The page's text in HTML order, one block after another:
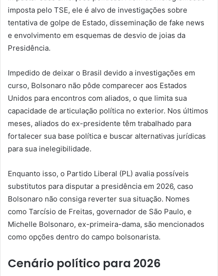
imposta pelo TSE, ele é alvo de investigações sobre
tentativa de golpe de Estado, disseminação de fake news
e envolvimento em esquemas de desvio de joias da
Presidência.
Impedido de deixar o Brasil devido a investigações em
curso, Bolsonaro não pôde comparecer aos Estados
Unidos para encontros com aliados, o que limita sua
capacidade de articulação política no exterior. Nos últimos
meses, aliados do ex-presidente têm trabalhado para
fortalecer sua base política e buscar alternativas jurídicas
para sua inelegibilidade.
Enquanto isso, o Partido Liberal (PL) avalia possíveis
substitutos para disputar a presidência em 2026, caso
Bolsonaro não consiga reverter sua situação. Nomes
como Tarcísio de Freitas, governador de São Paulo, e
Michelle Bolsonaro, ex-primeira-dama, são mencionados
como opções dentro do campo bolsonarista.
Cenário político para 2026